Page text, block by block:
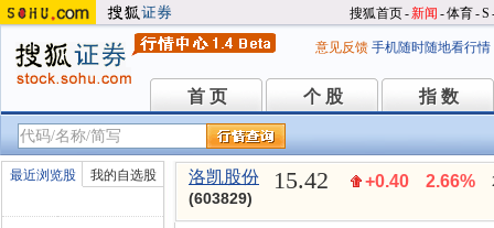
搜狐首页-新闻 -体育-S
意见反馈 手机随时随地看行情
首 页
首 页 个 股
个 股 指 数
指 数
最近浏览股 我的自选股 洛凯股份
(603829)
15.42 +0.40 2.66%